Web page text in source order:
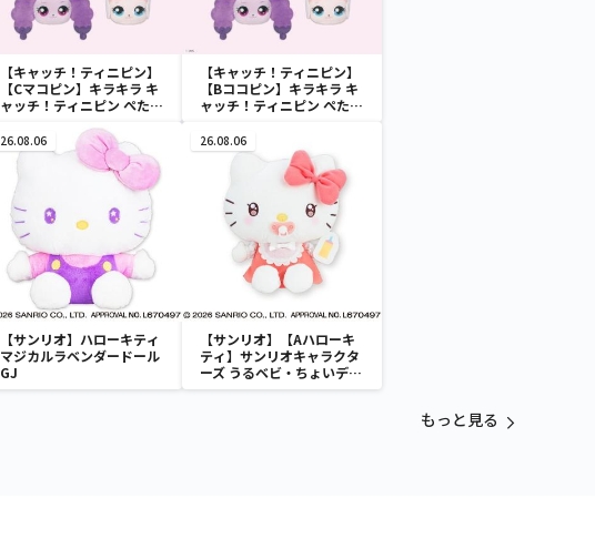
【キャッチ！ティニピン】
【Cマコピン】キラキラ キ
ャッチ！ティニピン ぺたん
【キャッチ！ティニピン】
【Bココピン】キラキラ キ
ャッチ！ティニピン ぺたん
26.08.06
【サンリオ】ハローキティ
マジカルラベンダードール
GJ
26.08.06
【サンリオ】【Aハローキ
ティ】サンリオキャラクタ
ーズ うるベビ・ちょいデカ
ドール
もっと見る